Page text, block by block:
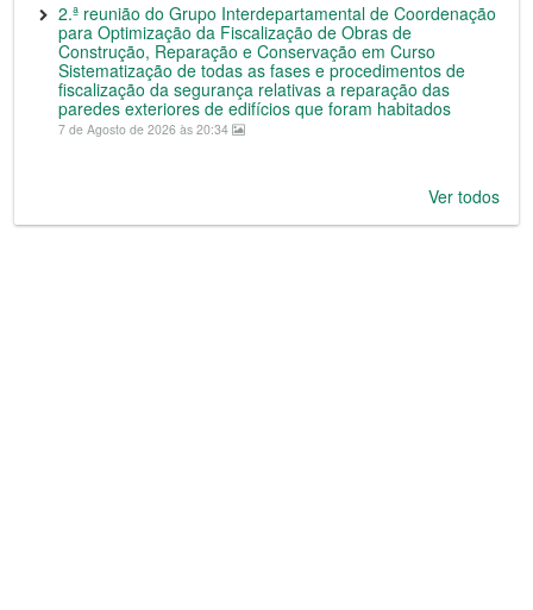
2.ª reunião do Grupo Interdepartamental de Coordenação
para Optimização da Fiscalização de Obras de
Construção, Reparação e Conservação em Curso
Sistematização de todas as fases e procedimentos de
fiscalização da segurança relativas a reparação das
paredes exteriores de edifícios que foram habitados
7 de Agosto de 2026 às 20:34
Ver todos